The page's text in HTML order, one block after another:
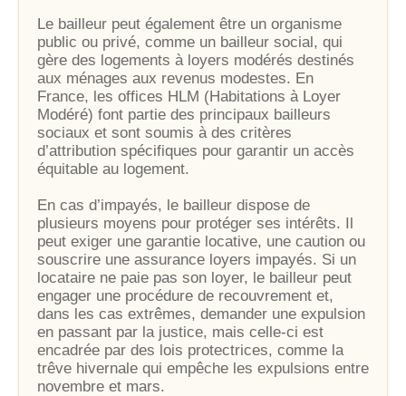
Le bailleur peut également être un organisme
public ou privé, comme un bailleur social, qui
gère des logements à loyers modérés destinés
aux ménages aux revenus modestes. En
France, les offices HLM (Habitations à Loyer
Modéré) font partie des principaux bailleurs
sociaux et sont soumis à des critères
d’attribution spécifiques pour garantir un accès
équitable au logement.
En cas d’impayés, le bailleur dispose de
plusieurs moyens pour protéger ses intérêts. Il
peut exiger une garantie locative, une caution ou
souscrire une assurance loyers impayés. Si un
locataire ne paie pas son loyer, le bailleur peut
engager une procédure de recouvrement et,
dans les cas extrêmes, demander une expulsion
en passant par la justice, mais celle-ci est
encadrée par des lois protectrices, comme la
trêve hivernale qui empêche les expulsions entre
novembre et mars.